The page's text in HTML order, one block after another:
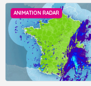
ANIMATION RADAR